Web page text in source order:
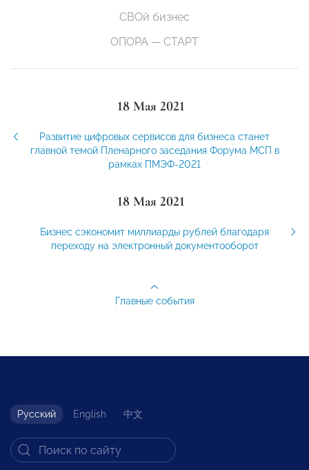
СВОй бизнес
ОПОРА — СТАРТ
18 Мая 2021
Развитие цифровых сервисов для бизнеса станет
главной темой Пленарного заседания Форума МСП в
рамках ПМЭФ-2021
18 Мая 2021
Бизнес сэкономит миллиарды рублей благодаря
переходу на электронный документооборот
Главные события
Русский English 中文